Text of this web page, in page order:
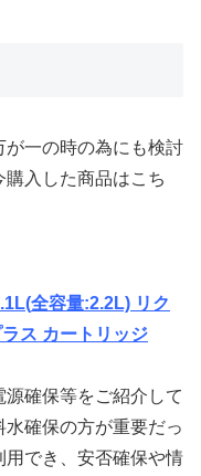
一の時の為にも検討
入した商品はこち
全容量:2.2L) リク
ス カートリッジ
確保等をご紹介して
確保の方が重要だっ
でき、安否確保や情